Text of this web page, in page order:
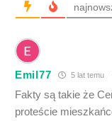
Emil77 5 lat temu
Fakty są takie że
proteście